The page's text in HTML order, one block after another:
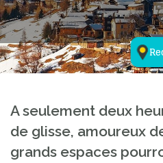
A seulement deux
de glisse, amoureux
grands espaces